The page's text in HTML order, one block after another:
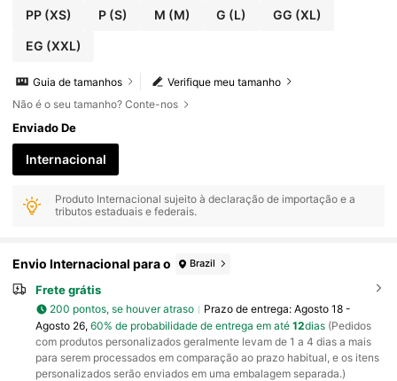
PP(XS) P(S) M (M) G (L) GG (XL)
EG (XXL)
Verifique meu tamanho
Guia de tamanhos
Não é o seu tamanho? Conte-nos
Enviado De
Internacional
Produto Internacional sujeito à declaração de importação e a
tributos estaduais e federais.
Envio Internacional para o Brazil
Frete grátis
200 pontos, se houver atraso Prazo de entrega: Agosto 18 -
Agosto 26, 60% de probabilidade de entrega em até 12dias(Pedidos
com produtos personalizados geralmente levam de 1 a 4 dias a mais
para serem processados em comparação ao prazo habitual, e os itens
personalizados serão enviados em uma embalagem separada.)